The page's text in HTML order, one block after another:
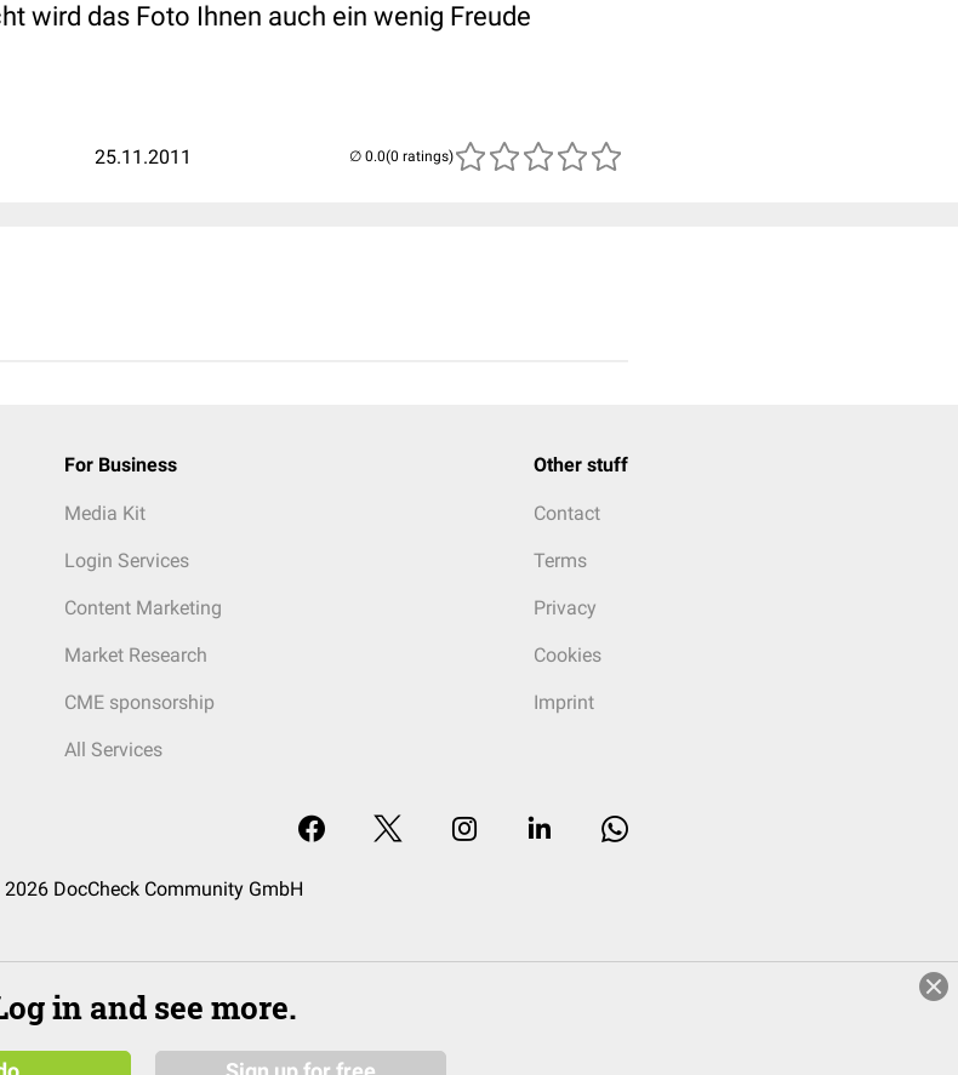
wird das Foto Ihnen auch ein wenig Freude
25.11.2011 (0 ratings)
For Business
Media Kit
Login Services
Content Marketing
Market Research
CME sponsorship
All Services
Other stuff
Contact
Terms
Privacy
Cookies
Imprint
DocCheck Community GmbH
in and see more.